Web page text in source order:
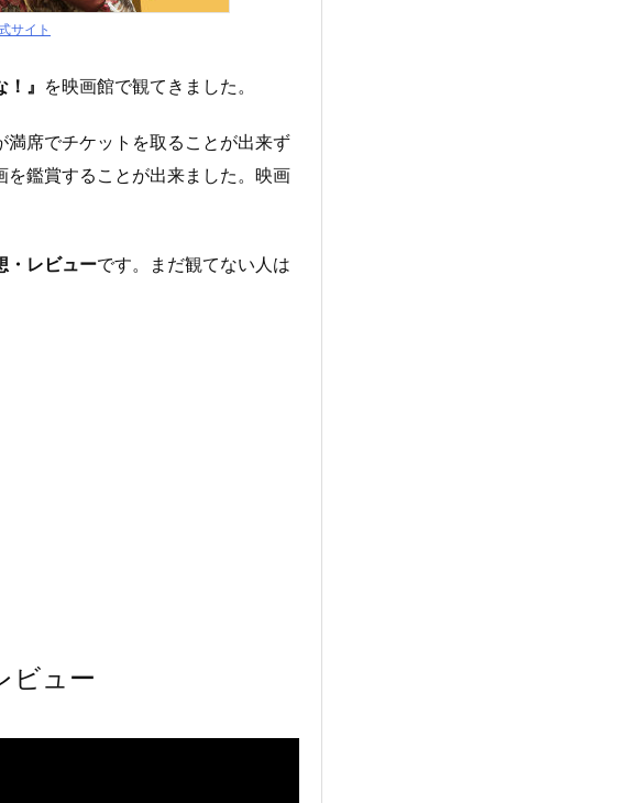
サイト
』 を映画館で観てきました。
席でチケットを取ることが出来ず
鑑賞することが出来ました。映画
・レビューです。まだ観てない人は
ビュー